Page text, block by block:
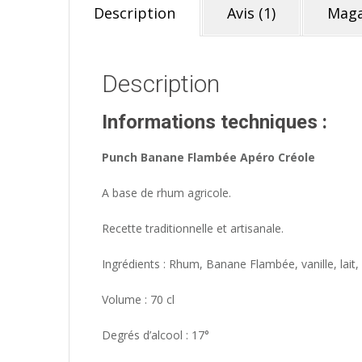
Description Avis (1)
Description
Informations techniques :
Punch Banane Flambée Apéro Créole
A base de rhum agricole.
Recette traditionnelle et artisanale.
Ingrédients : Rhum, Banane Flambée, vanille,
Volume : 70 cl
Degrés d’alcool : 17°